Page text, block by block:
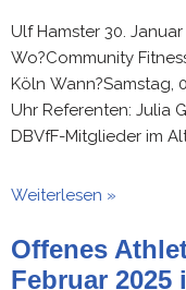
Ulf Hamster 30. Januar
Wo?Community
Köln Wann?Samstag,
Uhr Referenten: Julia
DBVfF-Mitglieder im
Weiterlesen »
Offenes
Februar 2025